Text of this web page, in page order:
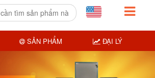
SẢN PHẨM ĐẠI LÝ